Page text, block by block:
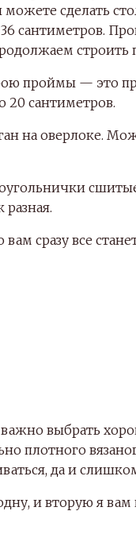
сделать
сантиметров.
строить
проймы — это
20 сантиметров.
на оверлоке.
разная.
сразу все
выбрать
плотного
да и
и вторую я